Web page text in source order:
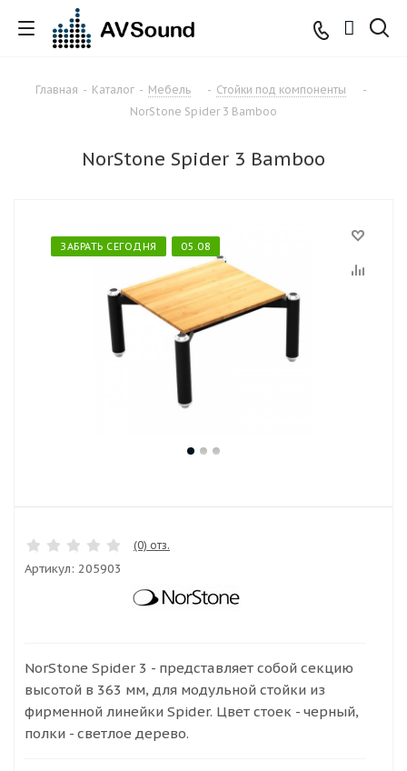
Главная - Каталог - Мебель - Стойки под компоненты
-
NorStone Spider 3 Bamboo
NorStone Spider 3 Bamboo
ЗАБРАТЬ СЕГОДНЯ 05.08
(0) отз.
Артикул: 205903
NorStone Spider 3 - представляет собой секцию
высотой в 363 мм, для модульной стойки из
фирменной линейки Spider. Цвет стоек - черный,
полки - светлое дерево.